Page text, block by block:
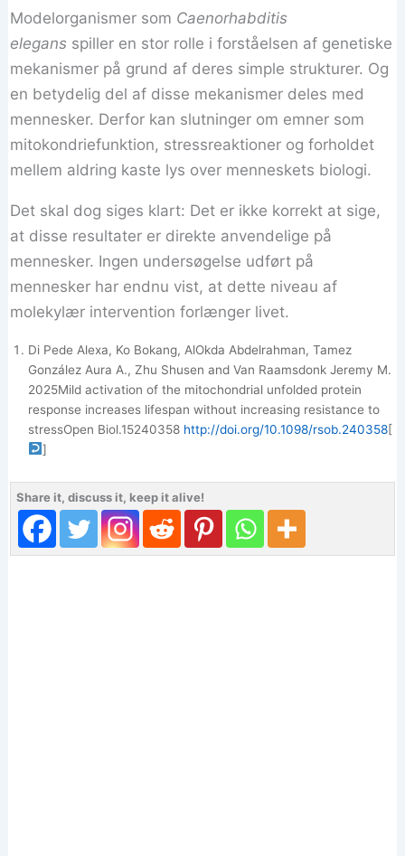
Modelorganismer som Caenorhabditis
elegans spiller en stor rolle i forståelsen af ​​genetiske
mekanismer på grund af deres simple strukturer. Og
en betydelig del af disse mekanismer deles med
mennesker. Derfor kan slutninger om emner som
mitokondriefunktion, stressreaktioner og forholdet
mellem aldring kaste lys over menneskets biologi.
Det skal dog siges klart: Det er ikke korrekt at sige,
at disse resultater er direkte anvendelige på
mennesker. Ingen undersøgelse udført på
mennesker har endnu vist, at dette niveau af
molekylær intervention forlænger livet.
Di Pede Alexa, Ko Bokang, AlOkda Abdelrahman, Tamez
González Aura A., Zhu Shusen and Van Raamsdonk Jeremy M.
2025Mild activation of the mitochondrial unfolded protein
response increases lifespan without increasing resistance to
stressOpen Biol.15240358 http://doi.org/10.1098/rsob.240358[
]
Share it, discuss it, keep it alive!